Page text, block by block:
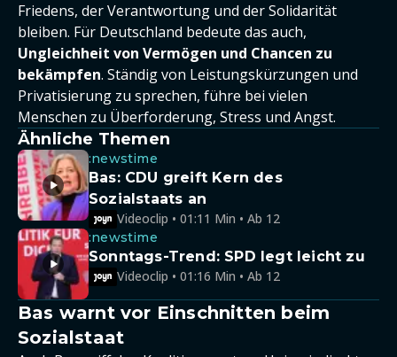
Friedens, der Verantwortung und der Solidarität
bleiben. Für Deutschland bedeute das auch,
Ungleichheit von Vermögen und Chancen zu
bekämpfen. Ständig von Leistungskürzungen und
Privatisierung zu sprechen, führe bei vielen
Menschen zu Überforderung, Stress und Angst.
Ähnliche Themen
:newstime
Bas: CDU greift Kern des
Sozialstaats an
Videoclip • 01:11 Min • Ab 12
:newstime
Sonntags-Trend: SPD legt leicht zu
Videoclip • 01:16 Min • Ab 12
Bas warnt vor Einschnitten beim
Sozialstaat